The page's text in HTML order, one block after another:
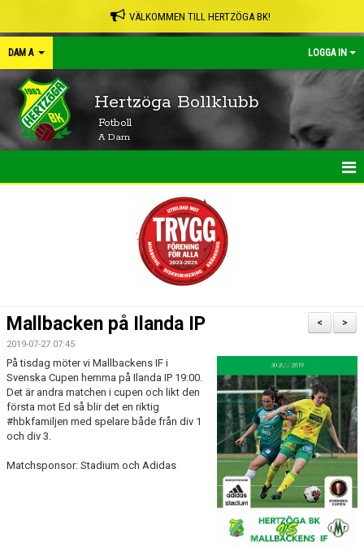
VÄLKOMMEN TILL HERTZÖGA BK!
DAM A LOGGA IN
Hertzöga Bollklubb
Fotboll
A Dam
TRUPPEN
BILDGALLERI
DOKUMENT
>
<
Mallbacken på Ilanda IP
2019-07-27 07:45
På tisdag möter vi Mallbackens IF i
Svenska Cupen hemma på Ilanda IP 19:00.
Det är andra matchen i cupen och likt den
första mot Ed så blir det en riktig
#hbkfamiljen med spelare både från div 1
och div 3.
Matchsponsor: Stadium och Adidas